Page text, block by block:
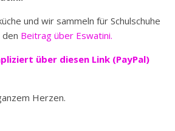
und wir sammeln für Schulschuhe
Beitrag über Eswatini.
über diesen Link (PayPal)
Herzen.